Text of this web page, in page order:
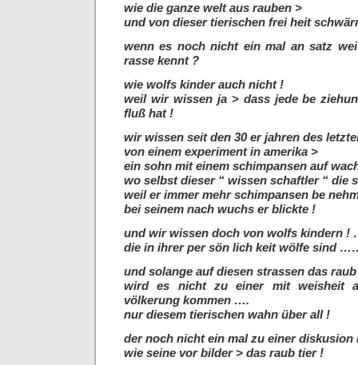
wie die ganze welt aus rauben >
und von dieser tierischen frei heit
wenn es noch nicht ein mal an satz
rasse kennt ?
wie wolfs kinder auch nicht !
weil wir wissen ja > dass jede be
fluß hat !
wir wissen seit den 30 er jahren des
von einem experiment in amerika >
ein sohn mit einem schimpansen auf
wo selbst dieser “ wissen schaftler “ die
weil er immer mehr schimpansen be
bei seinem nach wuchs er blickte !
und wir wissen doch von wolfs kindern !
die in ihrer per sön lich keit wölfe sind
und solange auf diesen strassen das
wird es nicht zu einer mit weisheit
völkerung kommen ….
nur diesem tierischen wahn über all !
der noch nicht ein mal zu einer
wie seine vor bilder > das raub tier !